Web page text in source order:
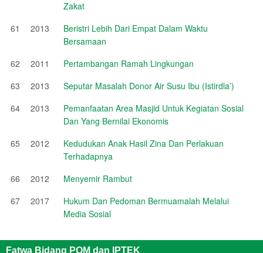
Zakat
61
2013
Beristri Lebih Dari Empat Dalam Waktu
Bersamaan
62
2011
Pertambangan Ramah Lingkungan
63
2013
Seputar Masalah Donor Air Susu Ibu (Istirdla’)
64
2013
Pemanfaatan Area Masjid Untuk Kegiatan Sosial
Dan Yang Bernilai Ekonomis
65
2012
Kedudukan Anak Hasil Zina Dan Perlakuan
Terhadapnya
66
2012
Menyemir Rambut
67
2017
Hukum Dan Pedoman Bermuamalah Melalui
Media Sosial
Fatwa Bidang POM dan IPTEK